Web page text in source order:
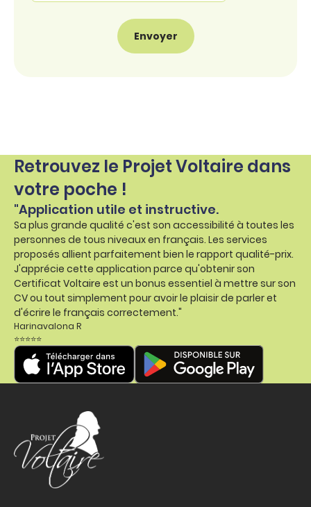
Retrouvez le Projet Voltaire dans
votre poche !
"Application utile et instructive.
Sa plus grande qualité c'est son accessibilité à toutes les
personnes de tous niveaux en français. Les services
proposés allient parfaitement bien le rapport qualité-prix.
J'apprécie cette application parce qu'obtenir son
Certificat Voltaire est un bonus essentiel à mettre sur son
CV ou tout simplement pour avoir le plaisir de parler et
d'écrire le français correctement."
Harinavalona R
⭐⭐⭐⭐⭐